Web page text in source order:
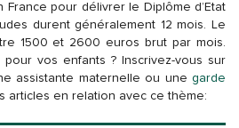
pour délivrer le Diplôme d’Etat
durent généralement 12 mois. Le
1500 et 2600 euros brut par mois.
pour vos enfants ? Inscrivez-vous sur
assistante maternelle ou une garde
articles en relation avec ce thème: